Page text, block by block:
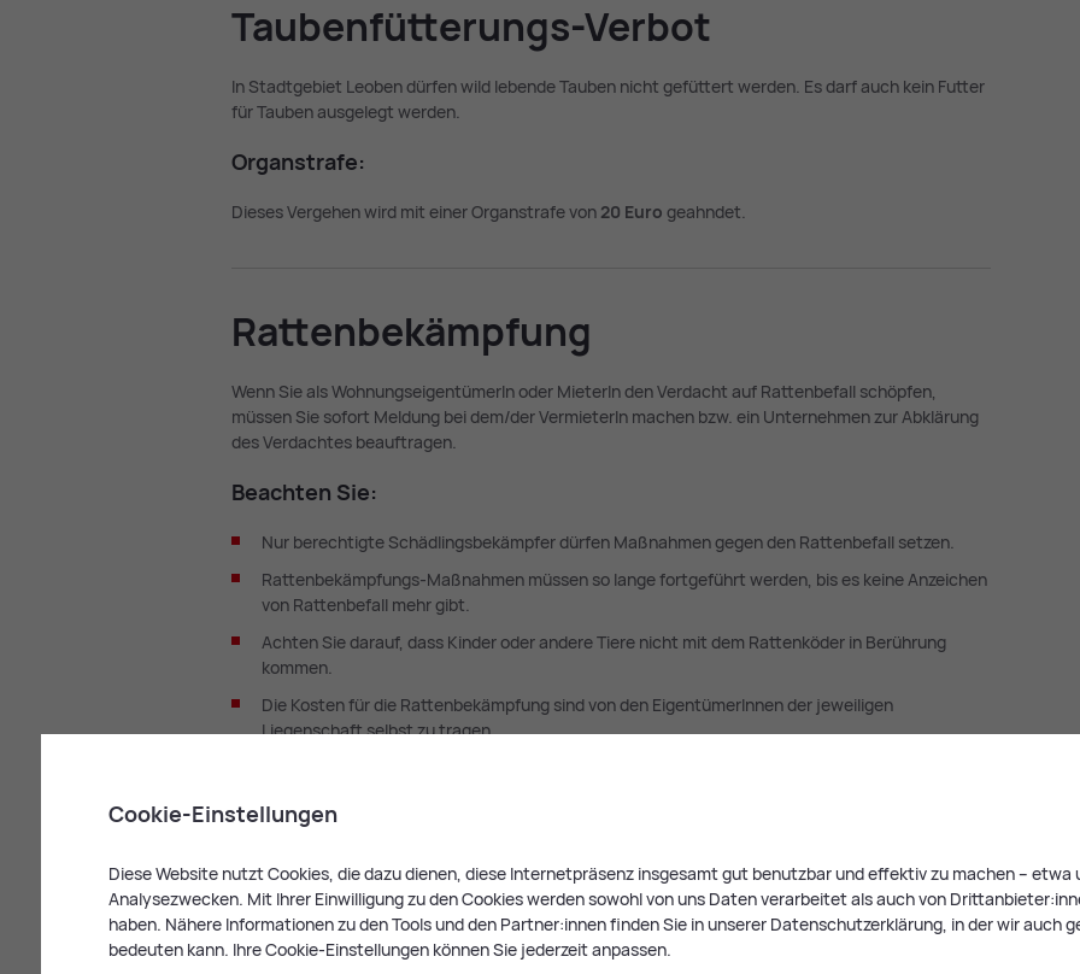
Tau­ben­füt­te­rungs-Ver­bot
In Stadtgebiet Leoben dürfen wild lebende Tauben nicht gefüttert werden. Es darf auch kein Futter
für Tauben ausgelegt werden.
Or­gan­stra­fe:
Dieses Vergehen wird mit einer Organstrafe von 20 Euro geahndet.
Rat­ten­be­kämp­fung
Wenn Sie als WohnungseigentümerIn oder MieterIn den Verdacht auf Rattenbefall schöpfen,
müssen Sie sofort Meldung bei dem/der VermieterIn machen bzw. ein Unternehmen zur Abklärung
des Verdachtes beauftragen.
Be­ach­ten Sie:
Nur berechtigte Schädlingsbekämpfer dürfen Maßnahmen gegen den Rattenbefall setzen.
Rattenbekämpfungs-Maßnahmen müssen so lange fortgeführt werden, bis es keine Anzeichen
von Rattenbefall mehr gibt.
Achten Sie darauf, dass Kinder oder andere Tiere nicht mit dem Rattenköder in Berührung
kommen.
Die Kosten für die Rattenbekämpfung sind von den EigentümerInnen der jeweiligen
Liegenschaft selbst zu tragen.
ord­nung der Stadt Leo­ben
Zu­stän­di­ge Stel­le
Cookie-Einstellungen
Diese Website nutzt Cookies, die dazu dienen, diese Internetpräsenz insgesamt gut benutzbar und effektiv zu machen –
Analysezwecken. Mit Ihrer Einwilligung zu den Cookies werden sowohl von uns Daten verarbeitet als auch von
haben. Nähere Informationen zu den Tools und den Partner:innen finden Sie in unserer Datenschutzerklärung, in der wir auch
bedeuten kann. Ihre Cookie-Einstellungen können Sie jederzeit anpassen.